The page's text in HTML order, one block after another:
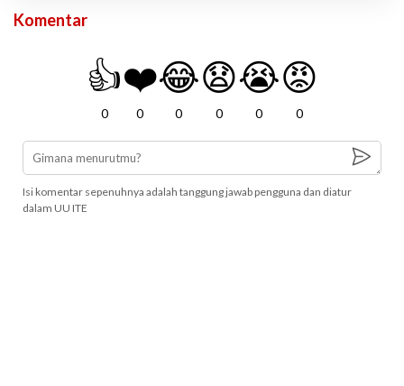
Komentar
👍
0
❤️
0
😂
0
😧
0
😭
0
😡
0
Isi komentar sepenuhnya adalah tanggung jawab pengguna dan diatur
dalam UU ITE